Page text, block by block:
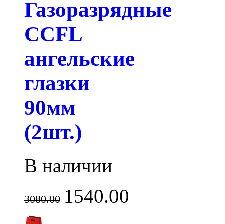
Газоразрядные
CCFL
ангельские
глазки
90мм
(2шт.)
В наличии
3080.00 1540.00